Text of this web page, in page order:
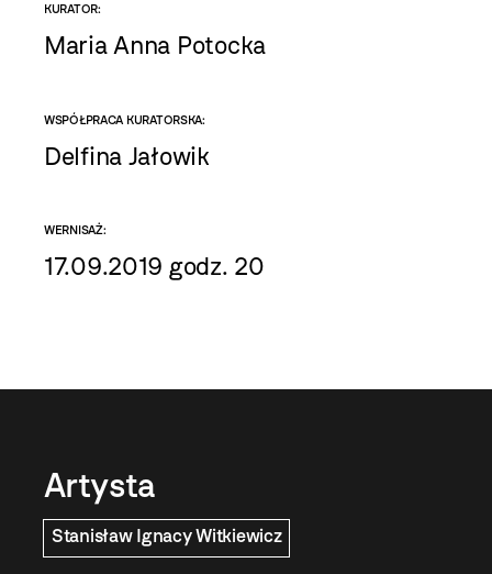
KURATOR:
Maria Anna Potocka
WSPÓŁPRACA KURATORSKA:
Delfina Jałowik
WERNISAŻ:
17.09.2019 godz. 20
Artysta
Stanisław Ignacy Witkiewicz